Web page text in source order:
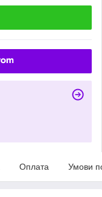
Оплата Умови